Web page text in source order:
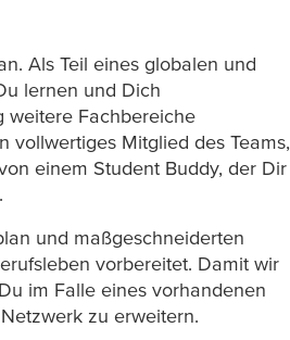
Als Teil eines globalen und
lernen und Dich
weitere Fachbereiche
vollwertiges Mitglied des Teams,
einem Student Buddy, der Dir
und maßgeschneiderten
vorbereitet. Damit wir
im Falle eines vorhandenen
zu erweitern.